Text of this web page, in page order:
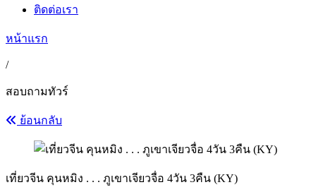
ติดต่อเรา
หน้าแรก
/
สอบถามทัวร์
ย้อนกลับ
เที่ยวจีน คุนหมิง . . . ภูเขาเจียวจื่อ 4วัน 3คืน (KY)